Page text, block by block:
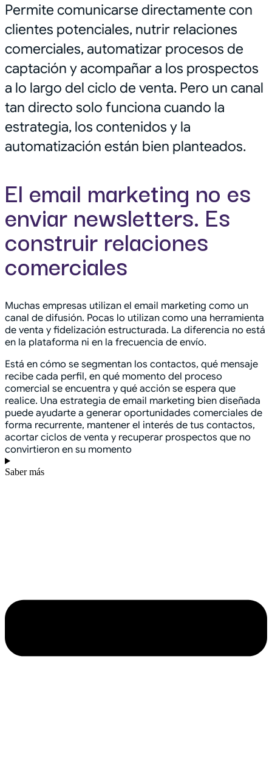
Permite comunicarse directamente con
clientes potenciales, nutrir relaciones
comerciales, automatizar procesos de
captación y acompañar a los prospectos
a lo largo del ciclo de venta. Pero un canal
tan directo solo funciona cuando la
estrategia, los contenidos y la
automatización están bien planteados.
El email marketing no es
enviar newsletters. Es
construir relaciones
comerciales
Muchas empresas utilizan el email marketing como un
canal de difusión. Pocas lo utilizan como una herramienta
de venta y fidelización estructurada. La diferencia no está
en la plataforma ni en la frecuencia de envío.
Está en cómo se segmentan los contactos, qué mensaje
recibe cada perfil, en qué momento del proceso
comercial se encuentra y qué acción se espera que
realice. Una estrategia de email marketing bien diseñada
puede ayudarte a generar oportunidades comerciales de
forma recurrente, mantener el interés de tus contactos,
acortar ciclos de venta y recuperar prospectos que no
convirtieron en su momento
Saber más